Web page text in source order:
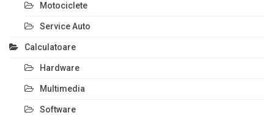
Motociclete
Service Auto
Calculatoare
Hardware
Multimedia
Software